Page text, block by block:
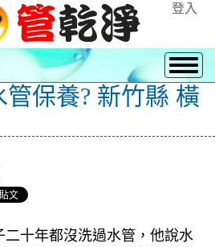
登入
保養? 新竹縣 橫
十年都沒洗過水管，他說水